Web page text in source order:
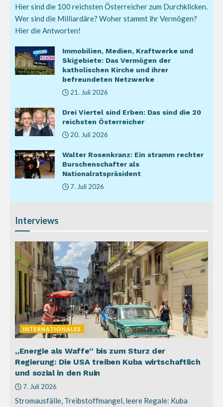
Hier sind die 100 reichsten Österreicher zum Durchklicken.
Wer sind die Milliardäre? Woher stammt ihr Vermögen?
Hier die Antworten!
Immobilien, Medien, Kraftwerke und
Skigebiete: Das Vermögen der
katholischen Kirche und ihrer
befreundeten Netzwerke
21. Juli 2026
Drei Viertel sind Erben: Das sind die 20
reichsten Österreicher
20. Juli 2026
Walter Rosenkranz: Ein stramm rechter
Burschenschafter als
Nationalratspräsident
7. Juli 2026
Interviews
INTERNATIONALES
„Energie als Waffe“ bis zum Sturz der
Regierung: Die USA treiben Kuba wirtschaftlich
und sozial in den Ruin
7. Juli 2026
Stromausfälle, Treibstoffmangel, leere Regale: Kuba